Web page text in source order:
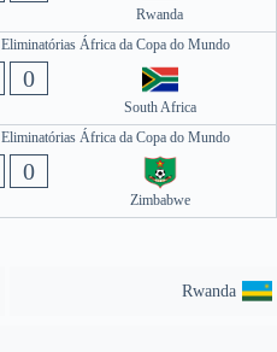
Rwanda
Eliminatórias África da Copa do Mundo
0
South Africa
Eliminatórias África da Copa do Mundo
0
Zimbabwe
Rwanda